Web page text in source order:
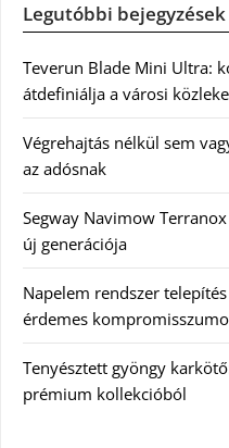
Legutóbbi bejegyzések
Teverun Blade Mini Ultra:
átdefiniálja a városi
Végrehajtás nélkül sem
az adósnak
Segway Navimow
új generációja
Napelem rendszer
érdemes
Tenyésztett gyöngy
prémium kollekcióból